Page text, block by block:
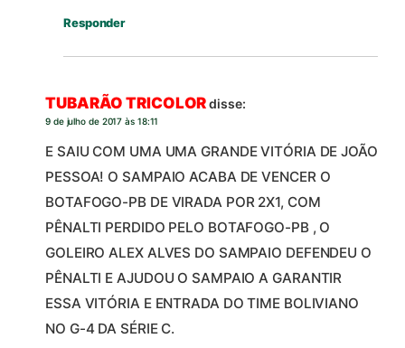
Responder
TUBARÃO TRICOLORdisse:
9 de julho de 2017 às 18:11
E SAIU COM UMA UMA GRANDE VITÓRIA DE JOÃO
PESSOA! O SAMPAIO ACABA DE VENCER O
BOTAFOGO-PB DE VIRADA POR 2X1, COM
PÊNALTI PERDIDO PELO BOTAFOGO-PB , O
GOLEIRO ALEX ALVES DO SAMPAIO DEFENDEU O
PÊNALTI E AJUDOU O SAMPAIO A GARANTIR
ESSA VITÓRIA E ENTRADA DO TIME BOLIVIANO
NO G-4 DA SÉRIE C.